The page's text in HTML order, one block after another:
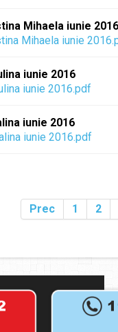
Mihaela iunie 2016
Mihaela iunie
iunie 2016
iunie 2016.pdf
iunie 2016
iunie 2016.pdf
Prec 1 2